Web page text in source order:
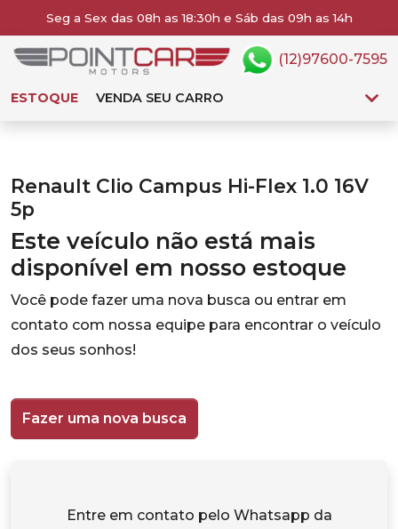
Seg a Sex das 08h as 18:30h e Sáb das 09h as 14h
ESTOQUE VENDA SEU CARRO
(12)97600-7595
Renault Clio Campus Hi-Flex 1.0 16V
5p
Este veículo não está mais
disponível em nosso estoque
Você pode fazer uma nova busca ou entrar em
contato com nossa equipe para encontrar o veículo
dos seus sonhos!
Fazer uma nova busca
Entre em contato pelo Whatsapp da